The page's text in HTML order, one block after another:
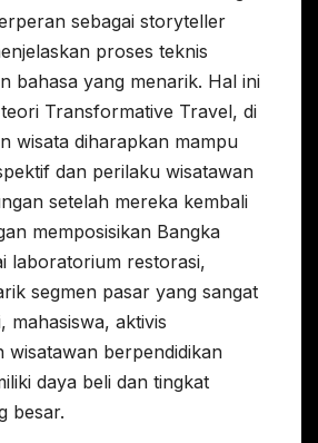
sebagai storyteller
proses teknis
bahasa yang menarik. Hal ini
Transformative Travel, di
wisata diharapkan mampu
dan perilaku wisatawan
setelah mereka kembali
memposisikan Bangka
laboratorium restorasi,
segmen pasar yang sangat
mahasiswa, aktivis
wisatawan berpendidikan
daya beli dan tingkat
besar.